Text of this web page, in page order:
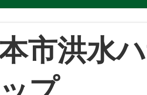
市洪水